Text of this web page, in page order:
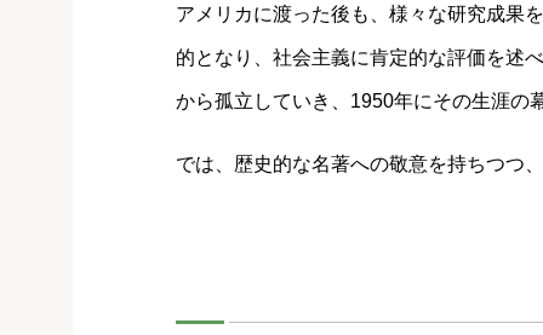
アメリカに渡った後も、様々な研究成果
的となり、社会主義に肯定的な評価を述
から孤立していき、1950年にその生涯の
では、歴史的な名著への敬意を持ちつつ